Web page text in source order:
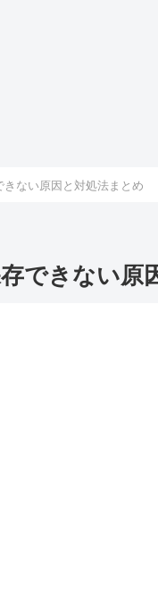
きない原因と対処法まとめ
できない原